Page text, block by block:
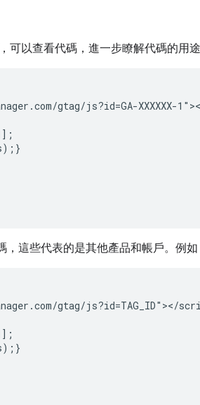
可以查看代碼，進一步瞭解代碼的用
gtag/js?id=GA-XXXXXX-
，這些代表的是其他產品和帳戶。例如
gtag/js?id=TAG_ID"></